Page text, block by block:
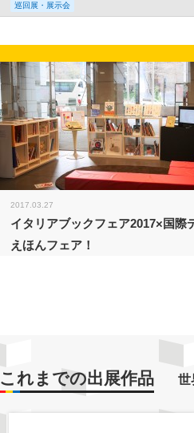
巡回展・展示会
2017.03.27
イタリアブックフェア2017×国際
えほんフェア！
これまでの出展作品 世